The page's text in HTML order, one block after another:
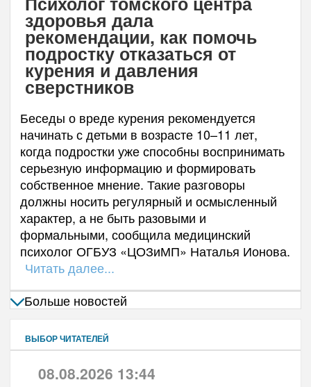
здоровья дала
рекомендации, как помочь
подростку отказаться от
курения и давления
сверстников
Беседы о вреде курения рекомендуется
начинать с детьми в возрасте 10–11 лет,
когда подростки уже способны воспринимать
серьезную информацию и формировать
собственное мнение. Такие разговоры
должны носить регулярный и осмысленный
характер, а не быть разовыми и
формальными, сообщила медицинский
психолог ОГБУЗ «ЦОЗиМП» Наталья Ионова.
Читать далее...
Больше новостей
ВЫБОР ЧИТАТЕЛЕЙ
08.08.2026 13:44